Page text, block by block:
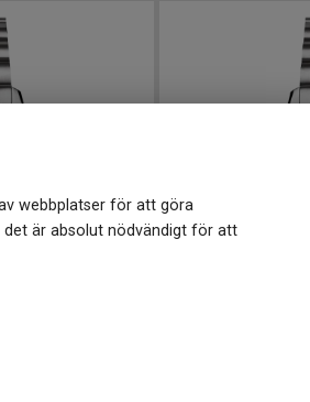
webbplatser för att göra
det är absolut nödvändigt för att